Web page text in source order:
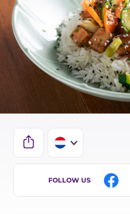
IT
FOLLOW US